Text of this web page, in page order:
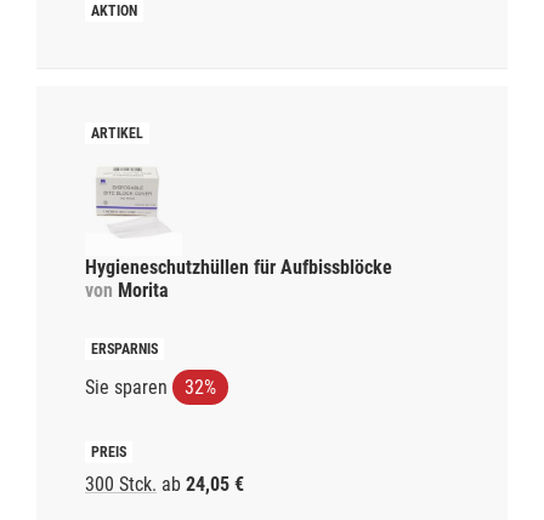
Hygieneschutzhüllen für Aufbissblöcke
von Morita
Sie sparen 32%
300 Stck. ab 24,05 €